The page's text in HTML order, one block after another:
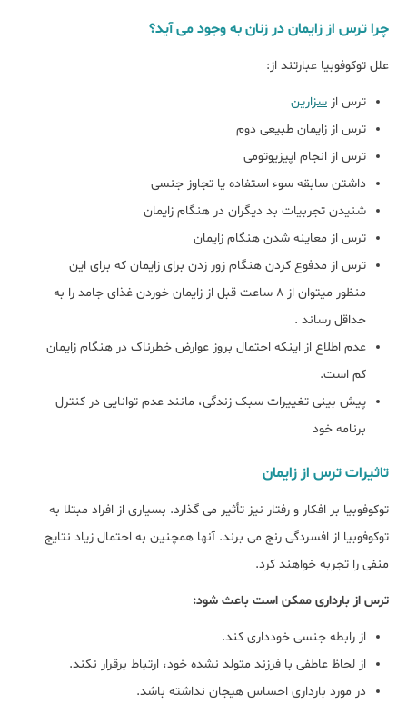
چرا ترس از زایمان در زنان به وجود می آید؟
علل توکوفوبیا عبارتند از:
ترس از سزارین
ترس از زایمان طبیعی دوم
ترس از انجام اپیزیوتومی
داشتن سابقه سوء استفاده یا تجاوز جنسی
شنیدن تجربیات بد دیگران در هنگام زایمان
ترس از معاینه شدن هنگام زایمان
ترس از مدفوع کردن هنگام زور زدن برای زایمان که برای این
منظور میتوان از 8 ساعت قبل از زایمان خوردن غذای جامد را به
حداقل رساند .
عدم اطلاع از اینکه احتمال بروز عوارض خطرناک در هنگام زایمان
کم است.
پیش بینی تغییرات سبک زندگی، مانند عدم توانایی در کنترل
برنامه خود
تاثیرات ترس از زایمان
توکوفوبیا بر افکار و رفتار نیز تأثیر می گذارد. بسیاری از افراد مبتلا به
توکوفوبیا از افسردگی رنج می برند. آنها همچنین به احتمال زیاد نتایج
منفی را تجربه خواهند کرد.
ترس از بارداری ممکن است باعث شود:
از رابطه جنسی خودداری کند.
از لحاظ عاطفی با فرزند متولد نشده خود، ارتباط برقرار نکند.
در مورد بارداری احساس هیجان نداشته باشد.